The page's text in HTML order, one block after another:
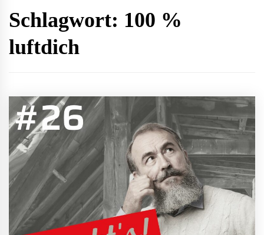
Schlagwort: 100 %
luftdich